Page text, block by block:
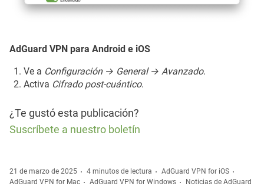
AdGuard VPN para Android e iOS
Ve a Configuración → General → Avanzado.
Activa Cifrado post-cuántico.
¿Te gustó esta publicación?
Suscríbete a nuestro boletín
21 de marzo de 2025 4 minutos de lectura
AdGuard VPN for iOS
AdGuard VPN for Mac
AdGuard VPN for Windows Noticias de AdGuard